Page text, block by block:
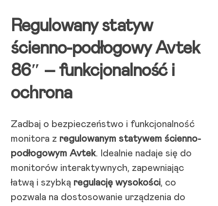
Regulowany statyw
ścienno-podłogowy Avtek
86″ – funkcjonalność i
ochrona
Zadbaj o bezpieczeństwo i funkcjonalność
monitora z regulowanym statywem ścienno-
podłogowym Avtek. Idealnie nadaje się do
monitorów interaktywnych, zapewniając
łatwą i szybką regulację wysokości, co
pozwala na dostosowanie urządzenia do